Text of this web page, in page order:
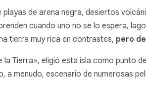
playas de arena negra, desiertos
cuando uno no se lo espera,
tierra muy rica en contrastes, pero
Tierra», eligió esta isla como punto
menudo, escenario de numerosas